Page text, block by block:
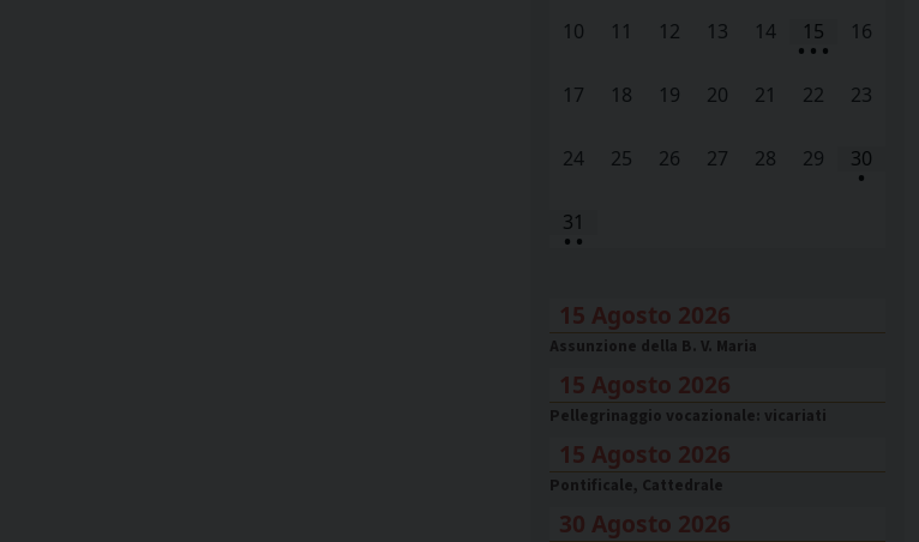
10 11 12 13 14 15
• • •
16
17 18 19 20 21 22 23
24 25 26 27 28 29 30
•
31
• •
15 Agosto 2026
Assunzione della B. V. Maria
15 Agosto 2026
Pellegrinaggio vocazionale: vicariati
15 Agosto 2026
Pontificale, Cattedrale
30 Agosto 2026